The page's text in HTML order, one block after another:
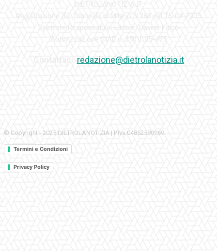
redazione@dietrolanotizia.it
© Copyright - 2025 DIETROLANOTIZIA | P.Iva 04852590969
Termini e Condizioni
Privacy Policy